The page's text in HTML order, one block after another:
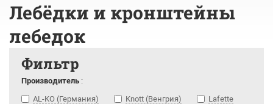
Лебёдки и кронштейны
лебедок
Фильтр
Производитель :
AL-KO (Германия)
Knott (Венгрия)
Lafette